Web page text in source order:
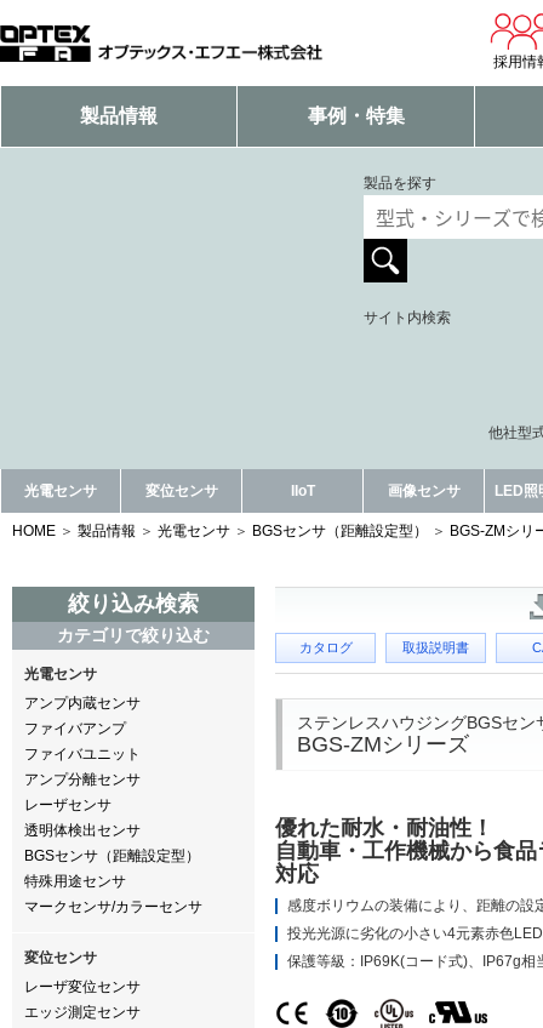
採用情
製品情報 事例・特集
製品を探す
サイト内検索
他社型
光電センサ 変位センサ IIoT 画像センサ LED照
HOME 製品情報 光電センサ BGSセンサ（距離設定型） BGS-ZMシリ
絞り込み検索
カテゴリで絞り込む
光電センサ
アンプ内蔵センサ
ファイバアンプ
ファイバユニット
アンプ分離センサ
レーザセンサ
透明体検出センサ
BGSセンサ（距離設定型）
特殊用途センサ
マークセンサ/カラーセンサ
変位センサ
レーザ変位センサ
エッジ測定センサ
カタログ 取扱説明書
ステンレスハウジングBGSセン
BGS-ZMシリーズ
優れた耐水・耐油性！
自動車・工作機械から食
対応
感度ボリウムの装備により、距離の設
投光光源に劣化の小さい4元素赤色
保護等級：IP69K(コード式)、IP67g相